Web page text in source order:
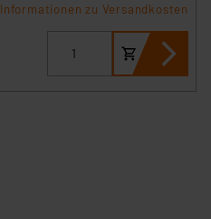
Informationen zu Versandkosten